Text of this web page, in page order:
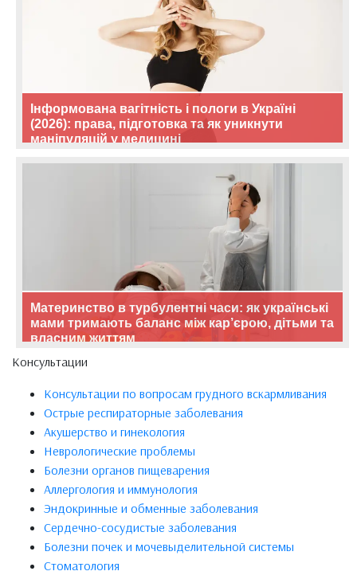
Інформована вагітність і пологи в Україні
(2026): права, підготовка та як уникнути
маніпуляцій у медицині
Материнство в турбулентні часи: як українські
мами тримають баланс між кар’єрою, дітьми та
власним життям
Консультации
Консультации по вопросам грудного вскармливания
Острые респираторные заболевания
Акушерство и гинекология
Неврологические проблемы
Болезни органов пищеварения
Аллергология и иммунология
Эндокринные и обменные заболевания
Сердечно-сосудистые заболевания
Болезни почек и мочевыделительной системы
Стоматология